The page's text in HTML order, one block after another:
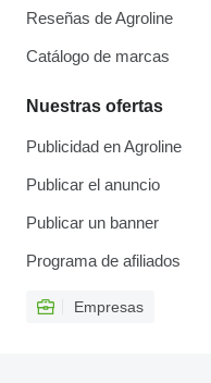
Reseñas de Agroline
Catálogo de marcas
Nuestras ofertas
Publicidad en Agroline
Publicar el anuncio
Publicar un banner
Programa de afiliados
Empresas